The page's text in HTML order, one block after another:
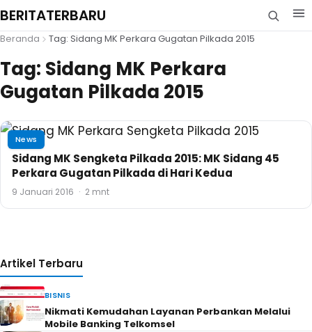
BERITATERBARU
Beranda Tag: Sidang MK Perkara Gugatan Pilkada 2015
Tag: Sidang MK Perkara
Gugatan Pilkada 2015
News
Sidang MK Sengketa Pilkada 2015: MK Sidang 45
Perkara Gugatan Pilkada di Hari Kedua
9 Januari 2016 · 2 mnt
Artikel Terbaru
BISNIS
Nikmati Kemudahan Layanan Perbankan Melalui
Mobile Banking Telkomsel